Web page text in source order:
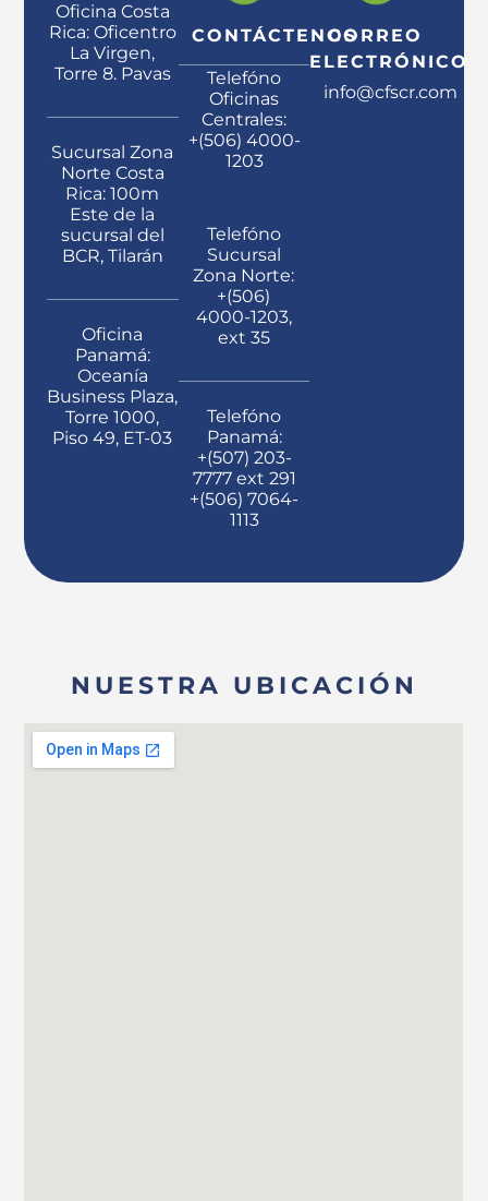
Oficina Costa
Rica: Oficentro
La Virgen,
Torre 8. Pavas
Sucursal Zona
Norte Costa
Rica: 100m
Este de la
sucursal del
BCR, Tilarán
Oficina
Panamá:
Oceanía
Business Plaza,
Torre 1000,
Piso 49, ET-03
CONTÁCTENOS
Telefóno
Oficinas
Centrales:
+(506) 4000-
1203
Telefóno
Sucursal
Zona Norte:
+(506)
4000-1203,
ext 35
Telefóno
Panamá:
+(507) 203-
7777 ext 291
+(506) 7064-
1113
CORREO
ELECTRÓNICO
info@cfscr.com
NUESTRA UBICACIÓN